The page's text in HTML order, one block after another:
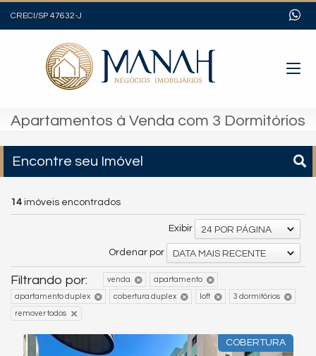
CRECI/SP 47632-J
Apartamentos à Venda com 3 Dormitórios
Encontre seu Imóvel
14 imóveis encontrados
Exibir 24 POR PÁGINA
Ordenar por DATA MAIS RECENTE
Filtrando por: venda apartamento
apartamento duplex cobertura duplex loft 3 dormitórios
remover todos
COBERTURA